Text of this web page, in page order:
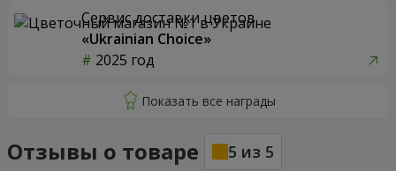
Сервис доставки цветов
«Ukrainian Choice»
2025 год
Отзывы о товаре 5 из 5